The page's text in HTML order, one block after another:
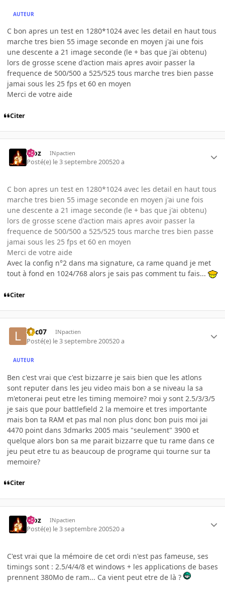
AUTEUR
C bon apres un test en 1280*1024 avec les detail en haut tous
marche tres bien 55 image seconde en moyen j'ai une fois
une descente a 21 image seconde (le + bas que j'ai obtenu)
lors de grosse scene d'action mais apres avoir passer la
frequence de 500/500 a 525/525 tous marche tres bien passe
jamai sous les 25 fps et 60 en moyen
Merci de votre aide
Citer
Moz INpactien
Posté(e) le 3 septembre 200520 a
C bon apres un test en 1280*1024 avec les detail en haut tous
marche tres bien 55 image seconde en moyen j'ai une fois
une descente a 21 image seconde (le + bas que j'ai obtenu)
lors de grosse scene d'action mais apres avoir passer la
frequence de 500/500 a 525/525 tous marche tres bien passe
jamai sous les 25 fps et 60 en moyen
Merci de votre aide
Avec la config n°2 dans ma signature, ca rame quand je met
tout à fond en 1024/768 alors je sais pas comment tu fais...
Citer
loic07 INpactien
Posté(e) le 3 septembre 200520 a
AUTEUR
Ben c'est vrai que c'est bizzarre je sais bien que les atlons
sont reputer dans les jeu video mais bon a se niveau la sa
m'etonerai peut etre les timing memoire? moi y sont 2.5/3/3/5
je sais que pour battlefield 2 la memoire et tres importante
mais bon ta RAM et pas mal non plus donc bon puis moi jai
4470 point dans 3dmarks 2005 mais "seulement" 3900 et
quelque alors bon sa me parait bizzarre que tu rame dans ce
jeu peut etre tu as beaucoup de programe qui tourne sur ta
memoire?
Citer
Moz INpactien
Posté(e) le 3 septembre 200520 a
C'est vrai que la mémoire de cet ordi n'est pas fameuse, ses
timings sont : 2.5/4/4/8 et windows + les applications de bases
prennent 380Mo de ram... Ca vient peut etre de là ?